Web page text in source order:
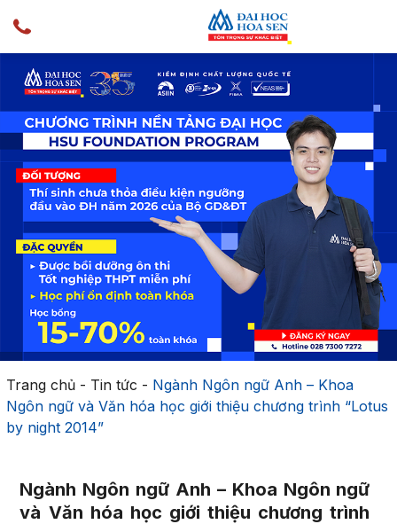
Trang chủ - Tin tức - Ngành Ngôn ngữ Anh – Khoa
Ngôn ngữ và Văn hóa học giới thiệu chương trình “Lotus
by night 2014”
Ngành Ngôn ngữ Anh – Khoa Ngôn ngữ
và Văn hóa học giới thiệu chương trình